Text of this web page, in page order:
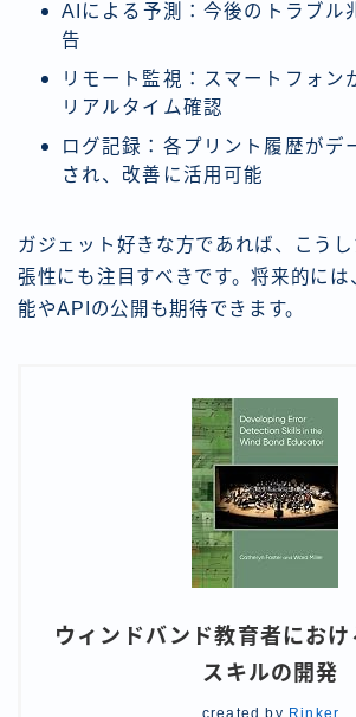
AIによる予測：今後のトラブル
告
リモート監視：スマートフォン
リアルタイム確認
ログ記録：各プリント履歴がデ
され、改善に活用可能
ガジェット好きな方であれば、こう
張性にも注目すべきです。将来的に
能やAPIの公開も期待できます。
ウィンドバンド教育者にお
スキルの開発